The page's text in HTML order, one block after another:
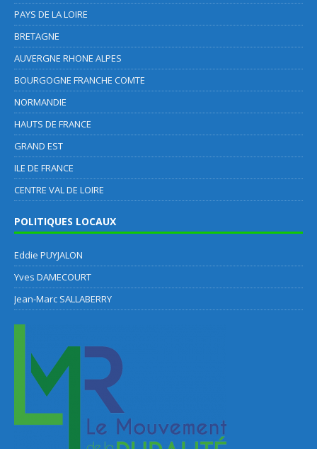
PAYS DE LA LOIRE
BRETAGNE
AUVERGNE RHONE ALPES
BOURGOGNE FRANCHE COMTE
NORMANDIE
HAUTS DE FRANCE
GRAND EST
ILE DE FRANCE
CENTRE VAL DE LOIRE
POLITIQUES LOCAUX
Eddie PUYJALON
Yves DAMECOURT
Jean-Marc SALLABERRY